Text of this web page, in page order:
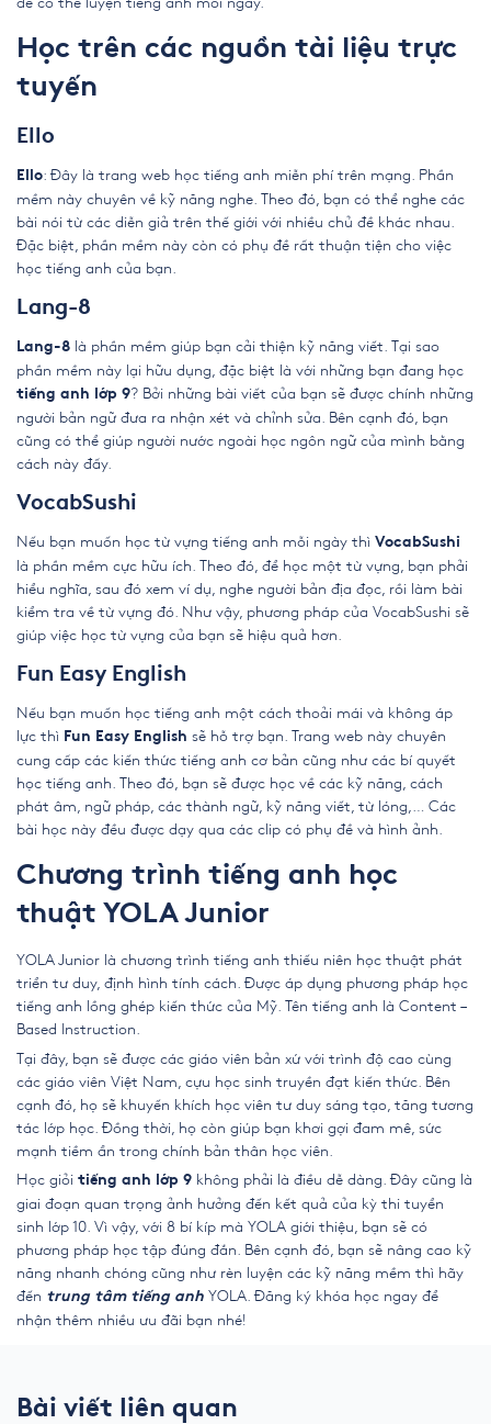
Học trên các nguồn tài liệu trực
tuyến
Ello
Ello: Đây là trang web học tiếng anh miễn phí trên mạng. Phần
mềm này chuyên về kỹ năng nghe. Theo đó, bạn có thể nghe các
bài nói từ các diễn giả trên thế giới với nhiều chủ đề khác nhau.
Đặc biệt, phần mềm này còn có phụ đề rất thuận tiện cho việc
học tiếng anh của bạn.
Lang-8
Lang-8 là phần mềm giúp bạn cải thiện kỹ năng viết. Tại sao
phần mềm này lại hữu dụng, đặc biệt là với những bạn đang học
tiếng anh lớp 9? Bởi những bài viết của bạn sẽ được chính những
người bản ngữ đưa ra nhận xét và chỉnh sửa. Bên cạnh đó, bạn
cũng có thể giúp người nước ngoài học ngôn ngữ của mình bằng
cách này đấy.
VocabSushi
Nếu bạn muốn học từ vựng tiếng anh mỗi ngày thì VocabSushi
là phần mềm cực hữu ích. Theo đó, để học một từ vựng, bạn phải
hiểu nghĩa, sau đó xem ví dụ, nghe người bản địa đọc, rồi làm bài
kiểm tra về từ vựng đó. Như vậy, phương pháp của VocabSushi sẽ
giúp việc học từ vựng của bạn sẽ hiệu quả hơn.
Fun Easy English
Nếu bạn muốn học tiếng anh một cách thoải mái và không áp
lực thì
Fun Easy English sẽ hỗ trợ bạn. Trang web này chuyên
cung cấp các kiến thức tiếng anh cơ bản cũng như các bí quyết
học tiếng anh. Theo đó, bạn sẽ được học về các kỹ năng, cách
phát âm, ngữ pháp, các thành ngữ, kỹ năng viết, từ lóng,… Các
bài học này đều được dạy qua các clip có phụ đề và hình ảnh.
Chương trình tiếng anh học
thuật YOLA Junior
YOLA Junior là chương trình tiếng anh thiếu niên học thuật phát
triển tư duy, định hình tính cách. Được áp dụng phương pháp học
tiếng anh lồng ghép kiến thức của Mỹ. Tên tiếng anh là Content –
Based Instruction.
Tại đây, bạn sẽ được các giáo viên bản xứ với trình độ cao cùng
các giáo viên Việt Nam, cựu học sinh truyền đạt kiến thức. Bên
cạnh đó, họ sẽ khuyến khích học viên tư duy sáng tạo, tăng tương
tác lớp học. Đồng thời, họ còn giúp bạn khơi gợi đam mê, sức
mạnh tiềm ẩn trong chính bản thân học viên.
Học giỏi tiếng anh lớp 9 không phải là điều dễ dàng. Đây cũng là
giai đoạn quan trọng ảnh hưởng đến kết quả của kỳ thi tuyển
sinh lớp 10. Vì vậy, với 8 bí kíp mà YOLA giới thiệu, bạn sẽ có
phương pháp học tập đúng đắn. Bên cạnh đó, bạn sẽ nâng cao kỹ
năng nhanh chóng cũng như rèn luyện các kỹ năng mềm thì hãy
đến trung tâm tiếng anh YOLA. Đăng ký khóa học ngay để
nhận thêm nhiều ưu đãi bạn nhé!
Bài viết liên quan